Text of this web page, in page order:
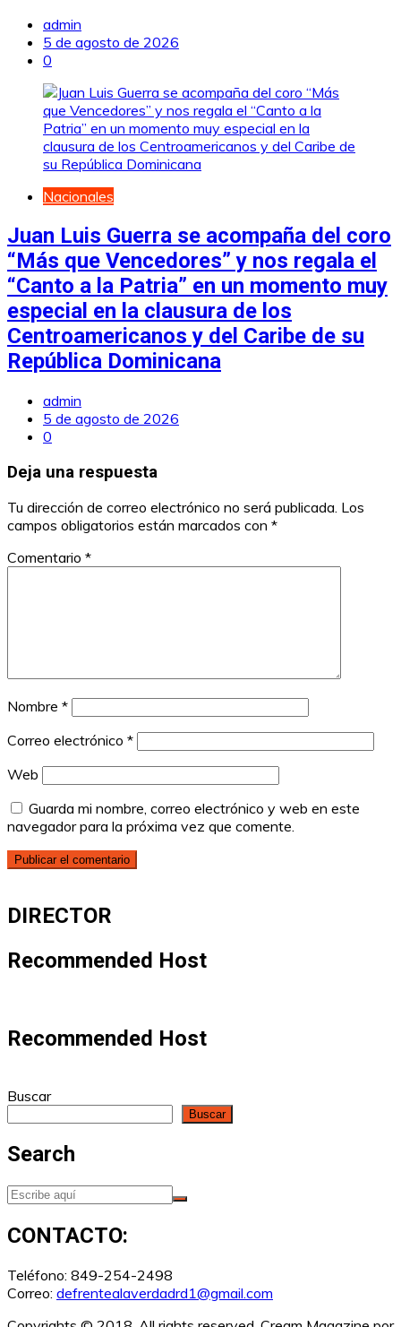
admin
5 de agosto de 2026
0
Nacionales
Juan Luis Guerra se acompaña del coro
“Más que Vencedores” y nos regala el
“Canto a la Patria” en un momento muy
especial en la clausura de los
Centroamericanos y del Caribe de su
República Dominicana
admin
5 de agosto de 2026
0
Deja una respuesta
Tu dirección de correo electrónico no será publicada. Los
campos obligatorios están marcados con *
Comentario *
Nombre *
Correo electrónico *
Web
Guarda mi nombre, correo electrónico y web en este
navegador para la próxima vez que comente.
DIRECTOR
Recommended Host
Recommended Host
Buscar
Buscar
Search
CONTACTO:
Teléfono: 849-254-2498
Correo: defrentealaverdadrd1@gmail.com